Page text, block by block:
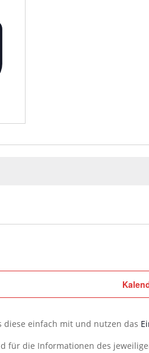
diese einfach mit und nutzen das
für die Informationen des